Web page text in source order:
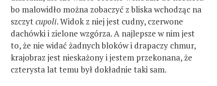
bo malowidło można zobaczyć z bliska wchodząc na
szczytcupoli. Widok z niej jest cudny, czerwone
dachówki i zielone wzgórza. A najlepsze w nim jest
to, że nie widać żadnych bloków i drapaczy chmur,
krajobraz jest nieskażony i jestem przekonana, że
czterysta lat temu był dokładnie taki sam.